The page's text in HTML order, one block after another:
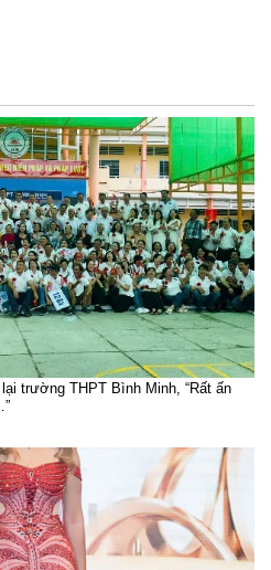
trường THPT Bình Minh, “Rất ấn